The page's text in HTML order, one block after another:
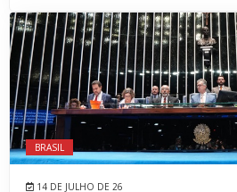
BRASIL
14 DE JULHO DE 26